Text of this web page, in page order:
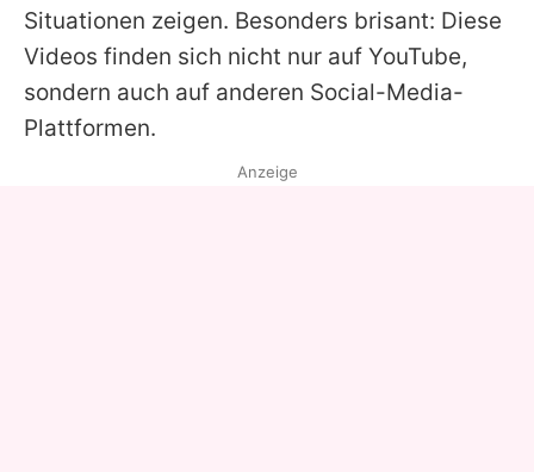
Situationen zeigen. Besonders brisant: Diese
Videos finden sich nicht nur auf YouTube,
sondern auch auf anderen Social-Media-
Plattformen.
Anzeige